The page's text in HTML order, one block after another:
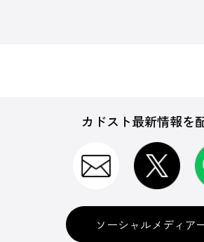
カドスト最新情報を
ソーシャルメディア